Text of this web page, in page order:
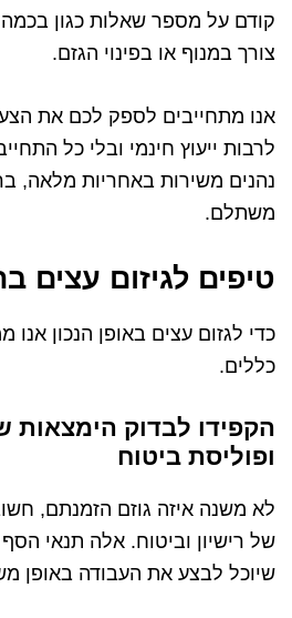
קודם על מספר שאלות כגון
צורך במנוף או בפינוי הגזם.
אנו מתחייבים לספק לכם את
לרבות ייעוץ חינמי ובלי כל
נהנים משירות באחריות מלאה,
משתלם.
טיפים לגיזום עצים
כדי לגזום עצים באופן הנכון
כללים.
הקפידו לבדוק הימצאות
ופוליסת ביטוח
לא משנה איזה גוזם הזמנתם,
של רישיון וביטוח. אלה תנאי
שיוכל לבצע את העבודה באופן